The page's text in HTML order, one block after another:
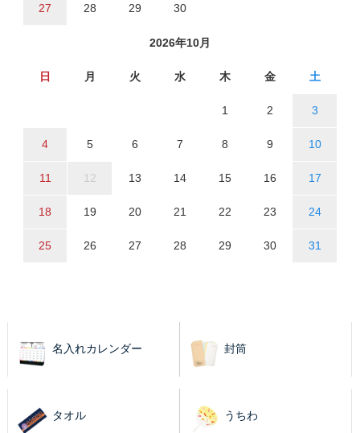
27 28 29 30
2026年10月
日 月 火 水 木 金 土
1 2 3
4 5 6 7 8 9 10
11 12 13 14 15 16 17
18 19 20 21 22 23 24
25 26 27 28 29 30 31
名入れカレンダー 封筒
タオル うちわ